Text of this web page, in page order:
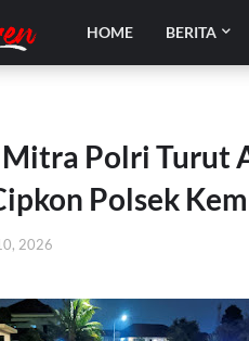
HOME BERITA
Polri Turut
Polsek
2026